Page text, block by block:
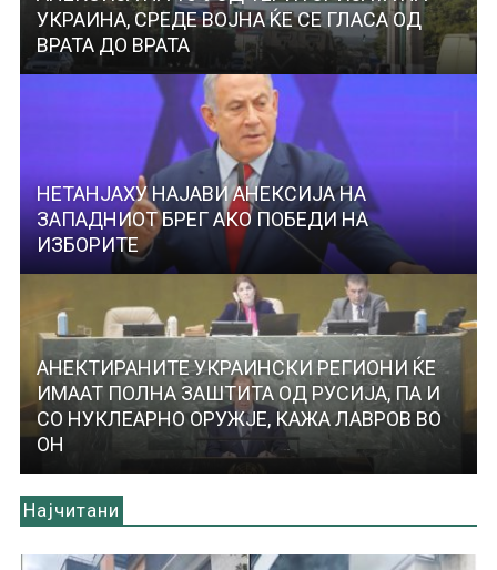
УКРАИНА, СРЕДЕ ВОЈНА ЌЕ СЕ ГЛАСА ОД
ВРАТА ДО ВРАТА
НЕТАНЈАХУ НАЈАВИ АНЕКСИЈА НА
ЗАПАДНИОТ БРЕГ АКО ПОБЕДИ НА
ИЗБОРИТЕ
АНЕКТИРАНИТЕ УКРАИНСКИ РЕГИОНИ ЌЕ
ИМААТ ПОЛНА ЗАШТИТА ОД РУСИЈА, ПА И
СО НУКЛЕАРНО ОРУЖЈЕ, КАЖА ЛАВРОВ ВО
ОН
Најчитани